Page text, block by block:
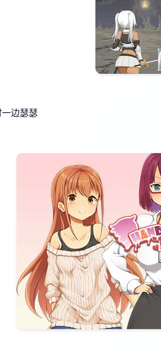
边瑟瑟